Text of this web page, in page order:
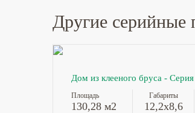
Другие серийные
Дом из клееного бруса - Серия
Площадь
130,28 м2
Габариты
12,2х8,6